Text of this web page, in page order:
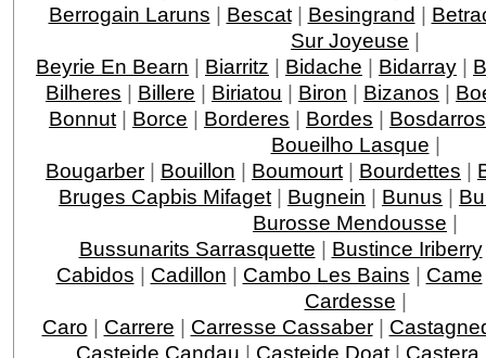
Berrogain Laruns | Bescat| Besingrand |
Sur Joyeuse |
Beyrie En Bearn | Biarritz | Bidache | Bidarray |
Bilheres | Billere | Biriatou | Biron | Bizanos |
Bonnut | Borce | Borderes | Bordes | Bosdarros
Boueilho Lasque |
Bougarber | Bouillon | Boumourt | Bourdettes |
Bruges Capbis Mifaget | Bugnein | Bunus |
Burosse Mendousse |
Bussunarits Sarrasquette | Bustince Iriberry
Cabidos | Cadillon | Cambo Les Bains | Came
Cardesse |
Caro | Carrere | Carresse Cassaber|
Casteide Candau | Casteide Doat| Castera